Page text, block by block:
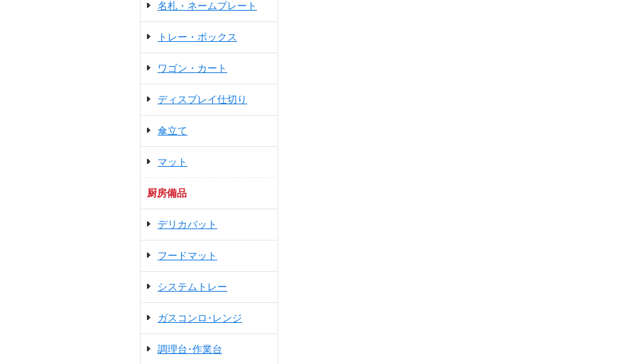
名札・ネームプレート
トレー・ボックス
ワゴン・カート
ディスプレイ仕切り
傘立て
マット
厨房備品
デリカバット
フードマット
システムトレー
ガスコンロ･レンジ
調理台･作業台